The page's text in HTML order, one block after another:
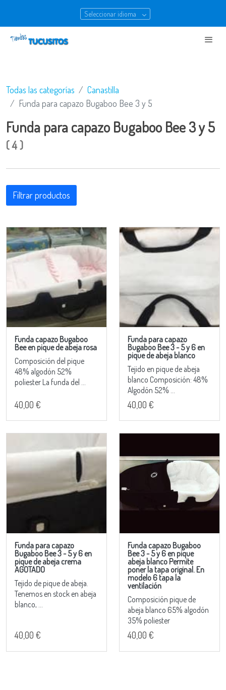
Seleccionar idioma
Todas las categorías
Canastilla
Funda para capazo Bugaboo Bee 3 y 5
Funda para capazo Bugaboo Bee 3 y 5
(4)
Filtrar productos
Funda capazo Bugaboo
Bee en pique de abeja rosa
Composición del pique
48% algodón 52%
poliester La funda del ...
40,00 €
Funda para capazo
Bugaboo Bee 3 - 5 y 6 en
pique de abeja blanco
Tejido en pique de abeja
blanco Composición: 48%
Algodón 52% ...
40,00 €
Funda para capazo
Bugaboo Bee 3 - 5 y 6 en
pique de abeja crema
AGOTADO
Tejido de pique de abeja.
Tenemos en stock en abeja
blanco, ...
40,00 €
Funda capazo Bugaboo
Bee 3 - 5 y 6 en pique
abeja blanco Permite
poner la tapa original. En
modelo 6 tapa la
ventilación
Composición pique de
abeja blanco 65% algodón
35% poliester
40,00 €